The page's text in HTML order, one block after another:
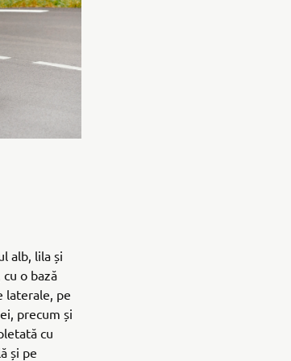
alb, lila și
o bază
laterale, pe
precum și
cu
și pe